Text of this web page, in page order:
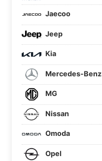
Jaecoo
Jeep
Kia
Mercedes-Benz
MG
Nissan
Omoda
Opel